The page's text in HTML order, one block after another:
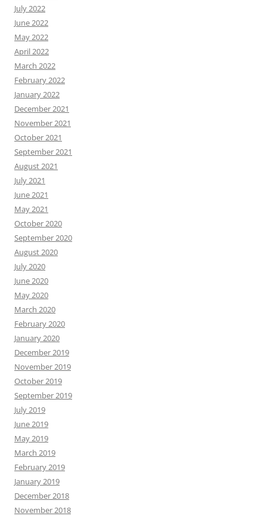
July 2022
June 2022
May 2022
April 2022
March 2022
February 2022
January 2022
December 2021
November 2021
October 2021
September 2021
August 2021
July 2021
June 2021
May 2021
October 2020
September 2020
August 2020
July 2020
June 2020
May 2020
March 2020
February 2020
January 2020
December 2019
November 2019
October 2019
September 2019
July 2019
June 2019
May 2019
March 2019
February 2019
January 2019
December 2018
November 2018